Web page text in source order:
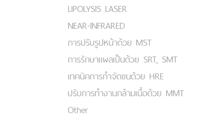
LIPOLYSIS LASER
NEAR-INFRARED
การปรับรูปหน้าด้วย MST
การรักษาแผลเป็นด้วย SRT, SMT
เทคนิคการกำจัดขนด้วย HRE
ปรับการทำงานกล้ามเนื้อด้วย MMT
Other